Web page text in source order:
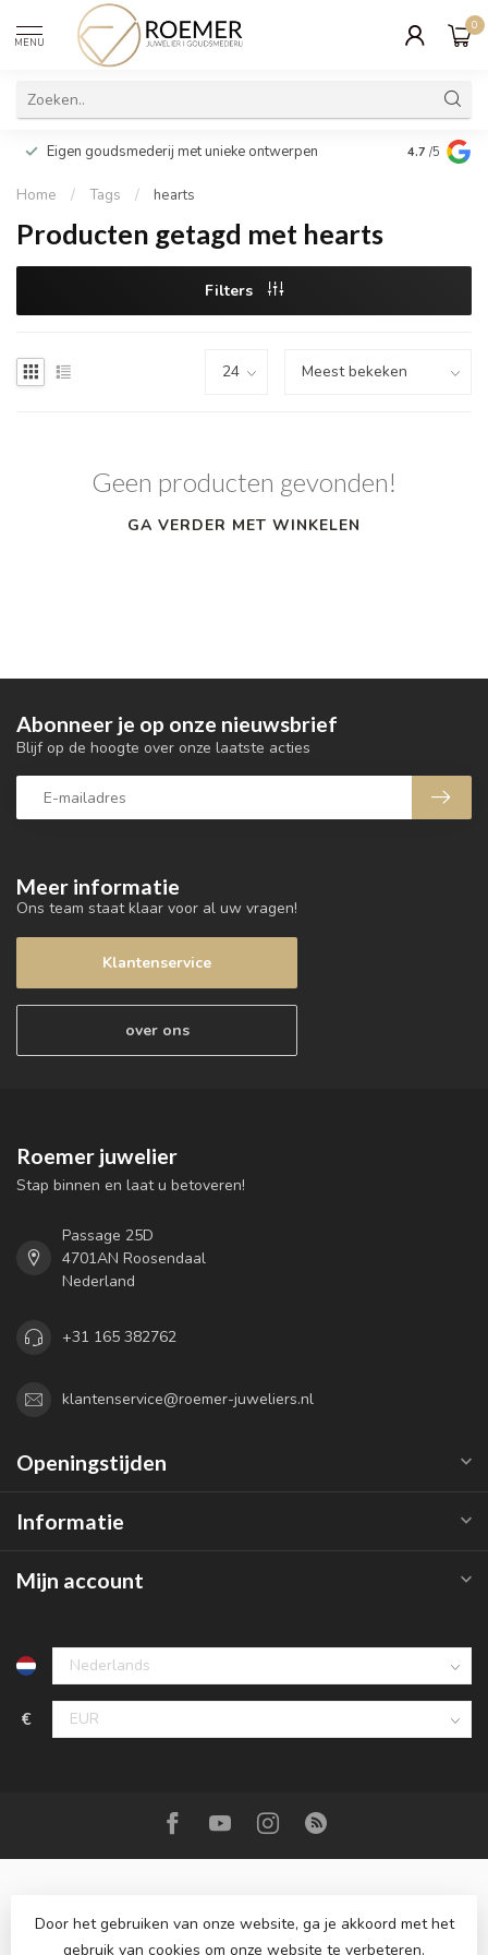
MENU
0
Eigen goudsmederij met unieke ontwerpen Wij
cadeau
4.7 /5
Home / Tags / hearts
Producten getagd met hearts
Filters
Geen producten gevonden!
GA VERDER MET WINKELEN
Meer informatie
Ons team staat klaar voor al uw vragen!
Klantenservice
over ons
Abonneer je op onze nieuwsbrief
Blijf op de hoogte over onze laatste acties
Roemer juwelier
Stap binnen en laat u betoveren!
Passage 25D
4701AN Roosendaal
Nederland
+31 165 382762
klantenservice@roemer-juweliers.nl
Openingstijden
Informatie
Mijn account
€
Door het gebruiken van onze website, ga je akkoord met het
gebruik van cookies om onze website te verbeteren.